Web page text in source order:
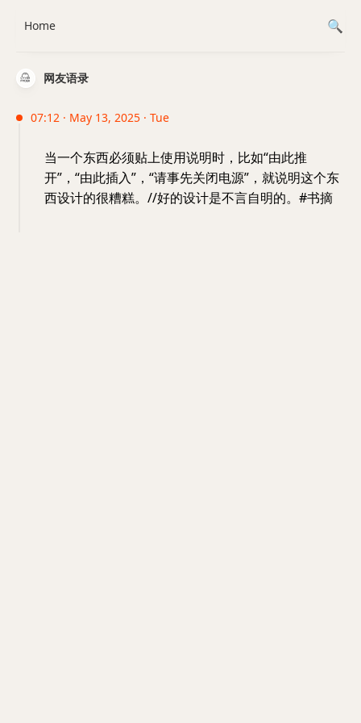
网友语录
07:12 · May 13, 2025 · Tue
当一个东西必须贴上使用说明时，比如“由此推
开”，“由此插入”，“请事先关闭电源”，就说明这个东
西设计的很糟糕。//好的设计是不言自明的。#书摘
Home